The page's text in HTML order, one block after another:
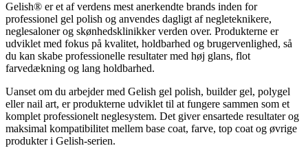
Gelish® er et af verdens mest anerkendte brands inden for
professionel gel polish og anvendes dagligt af negleteknikere,
neglesaloner og skønhedsklinikker verden over. Produkterne er
udviklet med fokus på kvalitet, holdbarhed og brugervenlighed, så
du kan skabe professionelle resultater med høj glans, flot
farvedækning og lang holdbarhed.
Uanset om du arbejder med Gelish gel polish, builder gel, polygel
eller nail art, er produkterne udviklet til at fungere sammen som et
komplet professionelt neglesystem. Det giver ensartede resultater og
maksimal kompatibilitet mellem base coat, farve, top coat og øvrige
produkter i Gelish-serien.